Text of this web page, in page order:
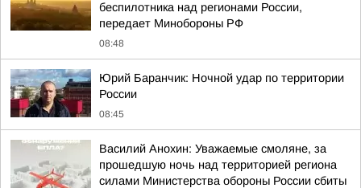
беспилотника над регионами России,
передает Минобороны РФ
08:48
Юрий Баранчик: Ночной удар по территории
России
08:45
Василий Анохин: Уважаемые смоляне, за
прошедшую ночь над территорией региона
силами Министерства обороны России сбиты